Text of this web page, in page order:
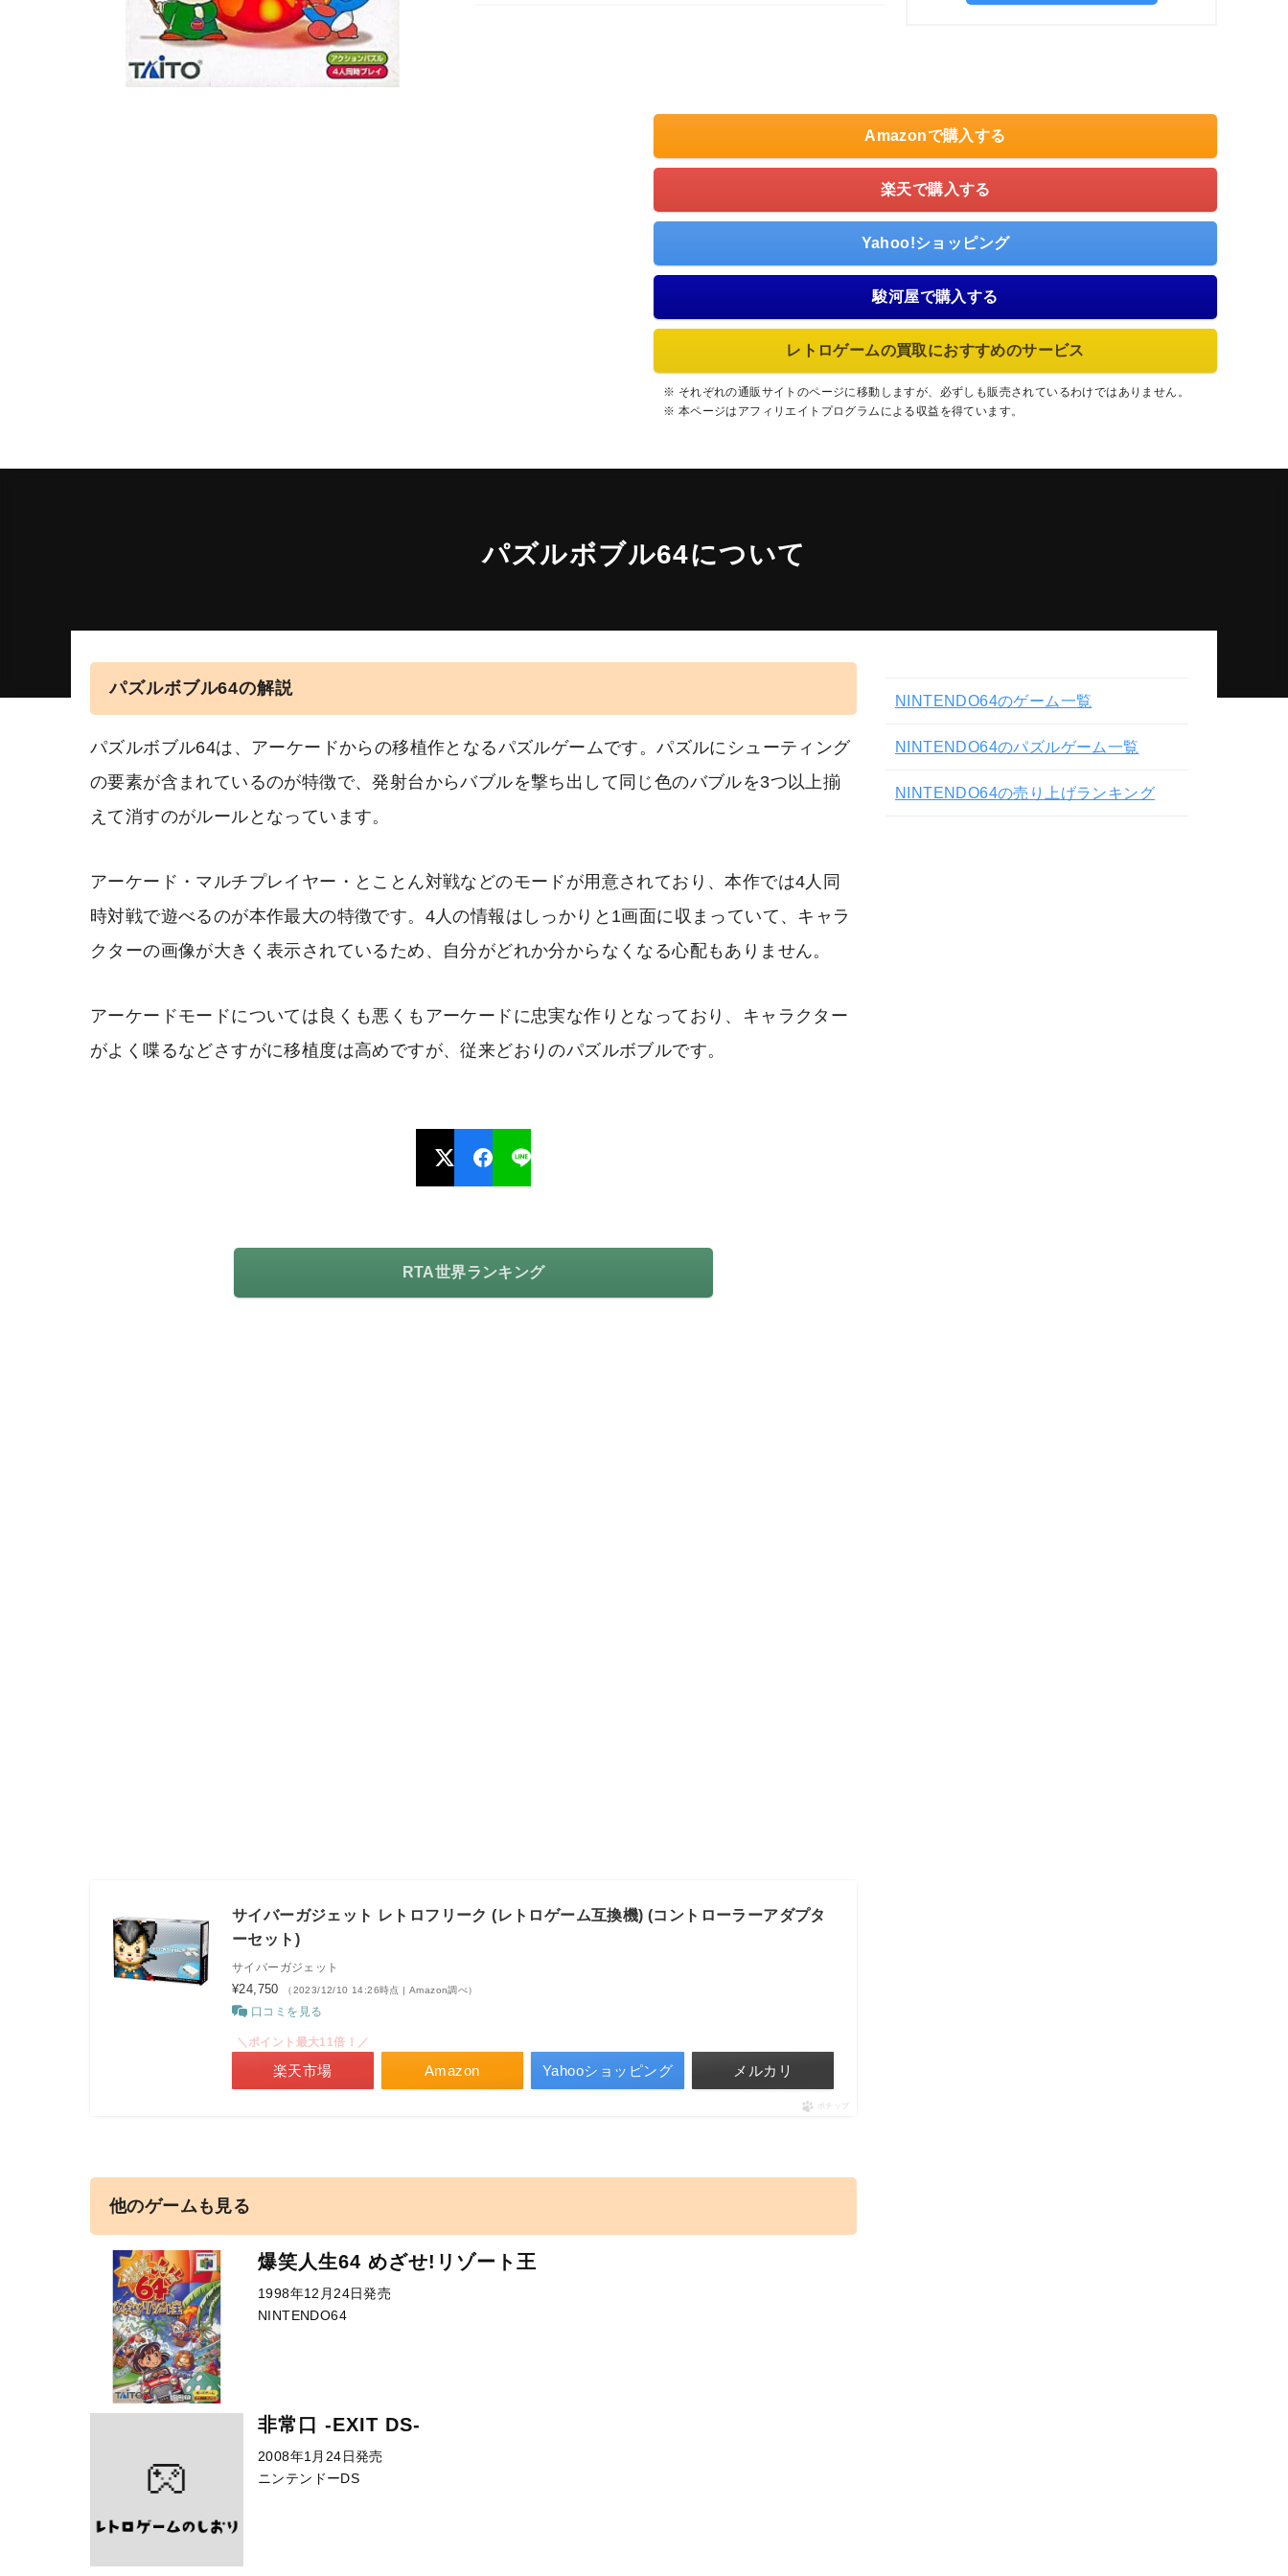
Amazonで購入する
楽天で購入する
Yahoo!ショッピング
駿河屋で購入する
レトロゲームの買取におすすめのサービス
※ それぞれの通販サイトのページに移動しますが、必ずしも販売されているわけではありません。
※ 本ページはアフィリエイトプログラムによる収益を得ています。
パズルボブル64について
パズルボブル64の解説
パズルボブル64は、アーケードからの移植作となるパズルゲームです。パズルにシューティング
の要素が含まれているのが特徴で、発射台からバブルを撃ち出して同じ色のバブルを3つ以上揃
えて消すのがルールとなっています。
アーケード・マルチプレイヤー・とことん対戦などのモードが用意されており、本作では4人同
時対戦で遊べるのが本作最大の特徴です。4人の情報はしっかりと1画面に収まっていて、キャラ
クターの画像が大きく表示されているため、自分がどれか分からなくなる心配もありません。
アーケードモードについては良くも悪くもアーケードに忠実な作りとなっており、キャラクター
がよく喋るなどさすがに移植度は高めですが、従来どおりのパズルボブルです。
RTA世界ランキング
サイバーガジェット レトロフリーク (レトロゲーム互換機) (コントローラーアダプタ
ーセット)
サイバーガジェット
¥24,750 （2023/12/10 14:26時点 | Amazon調べ）
口コミを見る
Amazon
＼ポイント最大11倍！／
楽天市場 Yahooショッピング メルカリ
ポチップ
他のゲームも見る
爆笑人生64 めざせ!リゾート王
1998年12月24日発売
NINTENDO64
非常口 -EXIT DS-
2008年1月24日発売
ニンテンドーDS
NINTENDO64のゲーム一覧
NINTENDO64のパズルゲーム一覧
NINTENDO64の売り上げランキング